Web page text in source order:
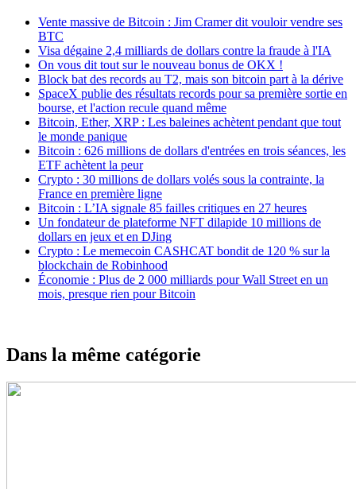
Vente massive de Bitcoin : Jim Cramer dit vouloir vendre ses
BTC
Visa dégaine 2,4 milliards de dollars contre la fraude à l'IA
On vous dit tout sur le nouveau bonus de OKX !
Block bat des records au T2, mais son bitcoin part à la dérive
SpaceX publie des résultats records pour sa première sortie en
bourse, et l'action recule quand même
Bitcoin, Ether, XRP : Les baleines achètent pendant que tout
le monde panique
Bitcoin : 626 millions de dollars d'entrées en trois séances, les
ETF achètent la peur
Crypto : 30 millions de dollars volés sous la contrainte, la
France en première ligne
Bitcoin : L’IA signale 85 failles critiques en 27 heures
Un fondateur de plateforme NFT dilapide 10 millions de
dollars en jeux et en DJing
Crypto : Le memecoin CASHCAT bondit de 120 % sur la
blockchain de Robinhood
Économie : Plus de 2 000 milliards pour Wall Street en un
mois, presque rien pour Bitcoin
Dans la même catégorie